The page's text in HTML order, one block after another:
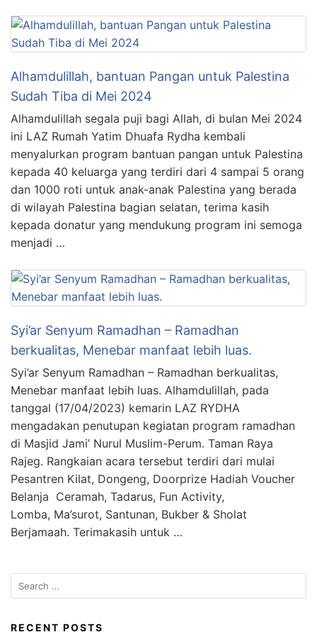
Alhamdulillah, bantuan Pangan untuk Palestina
Sudah Tiba di Mei 2024
Alhamdulillah segala puji bagi Allah, di bulan Mei 2024
ini LAZ Rumah Yatim Dhuafa Rydha kembali
menyalurkan program bantuan pangan untuk Palestina
kepada 40 keluarga yang terdiri dari 4 sampai 5 orang
dan 1000 roti untuk anak-anak Palestina yang berada
di wilayah Palestina bagian selatan, terima kasih
kepada donatur yang mendukung program ini semoga
menjadi …
Syi’ar Senyum Ramadhan – Ramadhan
berkualitas, Menebar manfaat lebih luas.
Syi’ar Senyum Ramadhan – Ramadhan berkualitas,
Menebar manfaat lebih luas. Alhamdulillah, pada
tanggal (17/04/2023) kemarin LAZ RYDHA
mengadakan penutupan kegiatan program ramadhan
di Masjid Jami’ Nurul Muslim-Perum. Taman Raya
Rajeg. Rangkaian acara tersebut terdiri dari mulai
Pesantren Kilat, Dongeng, Doorprize Hadiah Voucher
Belanja Ceramah, Tadarus, Fun Activity,
Lomba, Ma’surot, Santunan, Bukber & Sholat
Berjamaah. Terimakasih untuk …
Search
for:
RECENT POSTS